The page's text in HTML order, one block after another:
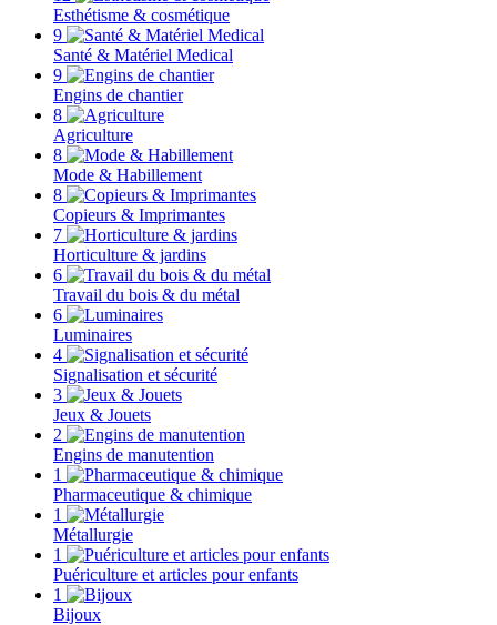
Esthétisme & cosmétique
9
Santé & Matériel Medical
9
Engins de chantier
8
Agriculture
8
Mode & Habillement
8
Copieurs & Imprimantes
7
Horticulture & jardins
6
Travail du bois & du métal
6
Luminaires
4
Signalisation et sécurité
3
Jeux & Jouets
2
Engins de manutention
1
Pharmaceutique & chimique
1
Métallurgie
1
Puériculture et articles pour enfants
1
Bijoux